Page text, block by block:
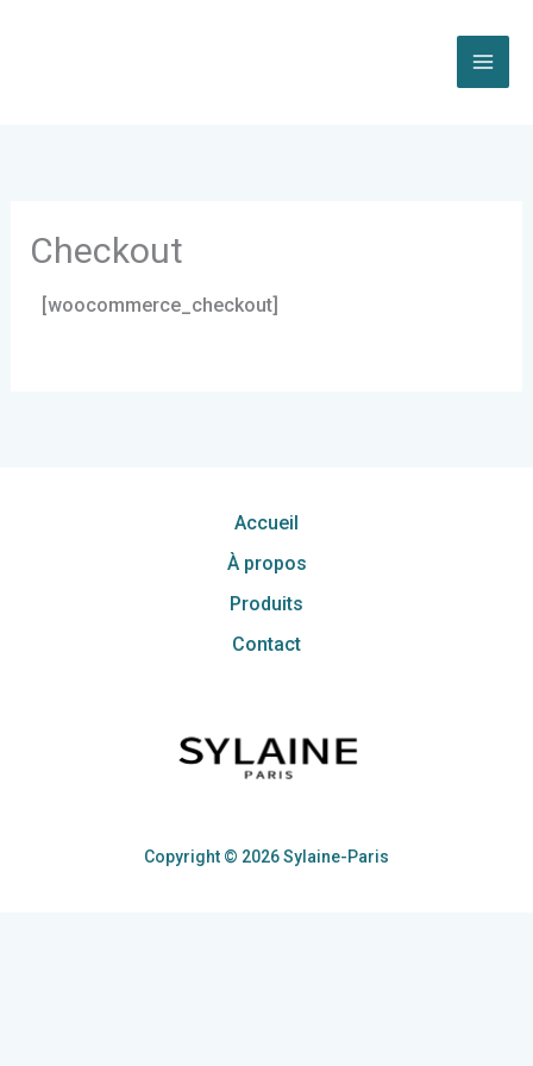
Checkout
[woocommerce_checkout]
Accueil
À propos
Produits
Contact
Copyright © 2026 Sylaine-Paris